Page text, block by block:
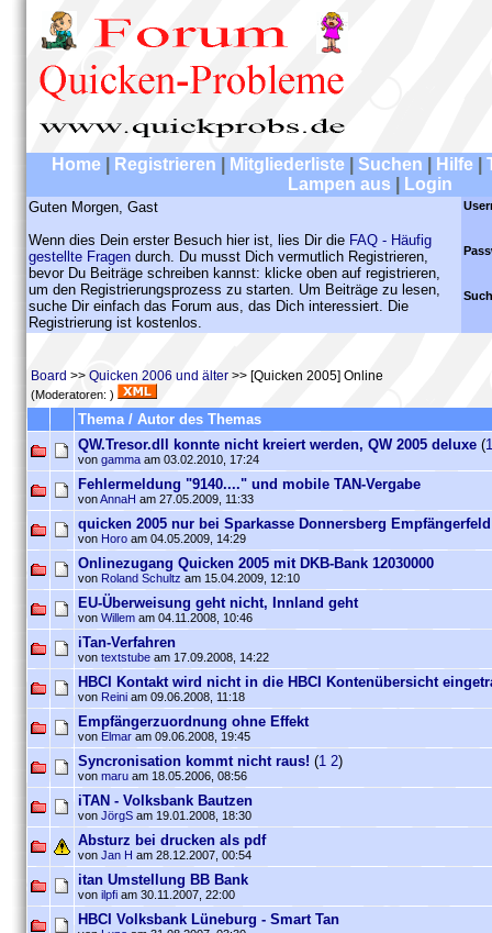
Home Registrieren Mitgliederliste Suchen Hilfe
Lampen aus
Login
Guten Morgen, Gast
Wenn dies Dein erster Besuch hier ist, lies Dir die FAQ - Häufig
gestellte Fragen durch. Du musst Dich vermutlich Registrieren,
bevor Du Beiträge schreiben kannst: klicke oben auf registrieren,
um den Registrierungsprozess zu starten. Um Beiträge zu lesen,
suche Dir einfach das Forum aus, das Dich interessiert. Die
Registrierung ist kostenlos.
Board >> Quicken 2006 und älter >> [Quicken 2005] Online
(Moderatoren: )
Thema / Autor des Themas
QW.Tresor.dll konnte nicht kreiert werden, QW 2005 deluxe (1
von gamma am 03.02.2010, 17:24
Fehlermeldung "9140...." und mobile TAN-Vergabe
vonAnnaH am 27.05.2009, 11:33
quicken 2005 nur bei Sparkasse Donnersberg
von Horo am 04.05.2009, 14:29
Onlinezugang Quicken 2005 mit DKB-Bank 12030000
von Roland Schultz am 15.04.2009, 12:10
EU-Überweisung geht nicht, Innland geht
von Willem am 04.11.2008, 10:46
iTan-Verfahren
von textstube am 17.09.2008, 14:22
HBCI Kontakt wird nicht in die HBCI Kontenübersicht
von Reini am 09.06.2008, 11:18
Empfängerzuordnung ohne Effekt
von Elmar am 09.06.2008, 19:45
Syncronisation kommt nicht raus! (1 2)
von maru am 18.05.2006, 08:56
iTAN - Volksbank Bautzen
von JörgS am 19.01.2008, 18:30
Absturz bei drucken als pdf
von Jan H am 28.12.2007, 00:54
itan Umstellung BB Bank
von ilpfi am 30.11.2007, 22:00
HBCI Volksbank Lüneburg - Smart Tan